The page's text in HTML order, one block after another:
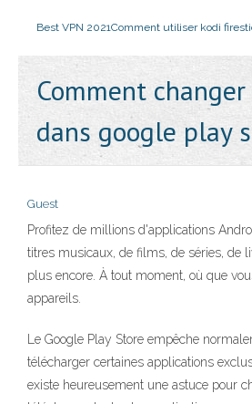
Best VPN 2021Comment utiliser kodi
Comment
dans google play
Guest
Profitez de millions d'applications
titres musicaux, de films, de séries, de
plus encore. À tout moment, où que
appareils.
Le Google Play Store empêche
télécharger certaines applications
existe heureusement une astuce pour